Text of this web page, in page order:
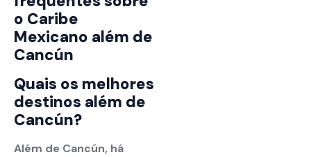
o Caribe
Mexicano além de
Cancún
Quais os melhores
destinos além de
Cancún?
Além de Cancún, há